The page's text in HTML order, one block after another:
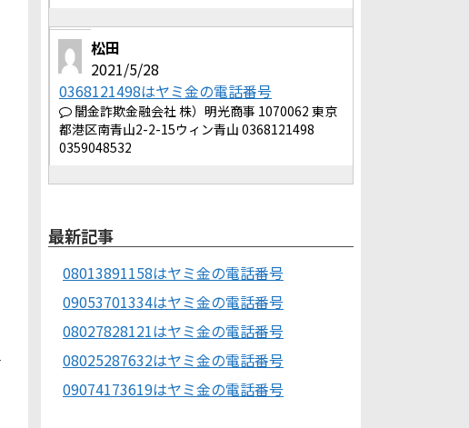
松田
2021/5/28
0368121498はヤミ金の電話番号
闇金詐欺金融会社 株）明光商事 1070062 東京
都港区南青山2-2-15ウィン青山 0368121498
0359048532
最新記事
08013891158はヤミ金の電話番号
09053701334はヤミ金の電話番号
08027828121はヤミ金の電話番号
08025287632はヤミ金の電話番号
09074173619はヤミ金の電話番号